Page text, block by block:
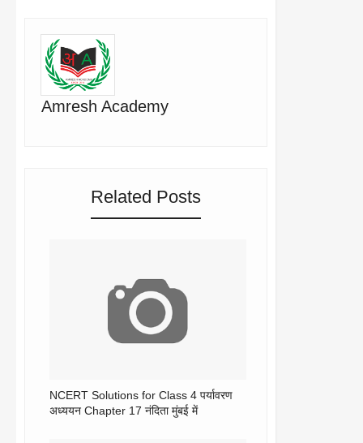
Amresh Academy
Related Posts
NCERT Solutions for Class 4 पर्यावरण
अध्ययन Chapter 17 नंदिता मुंबई में